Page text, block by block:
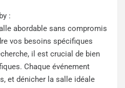
:
abordable sans compromis
vos besoins spécifiques
il est crucial de bien
Chaque événement
et dénicher la salle idéale